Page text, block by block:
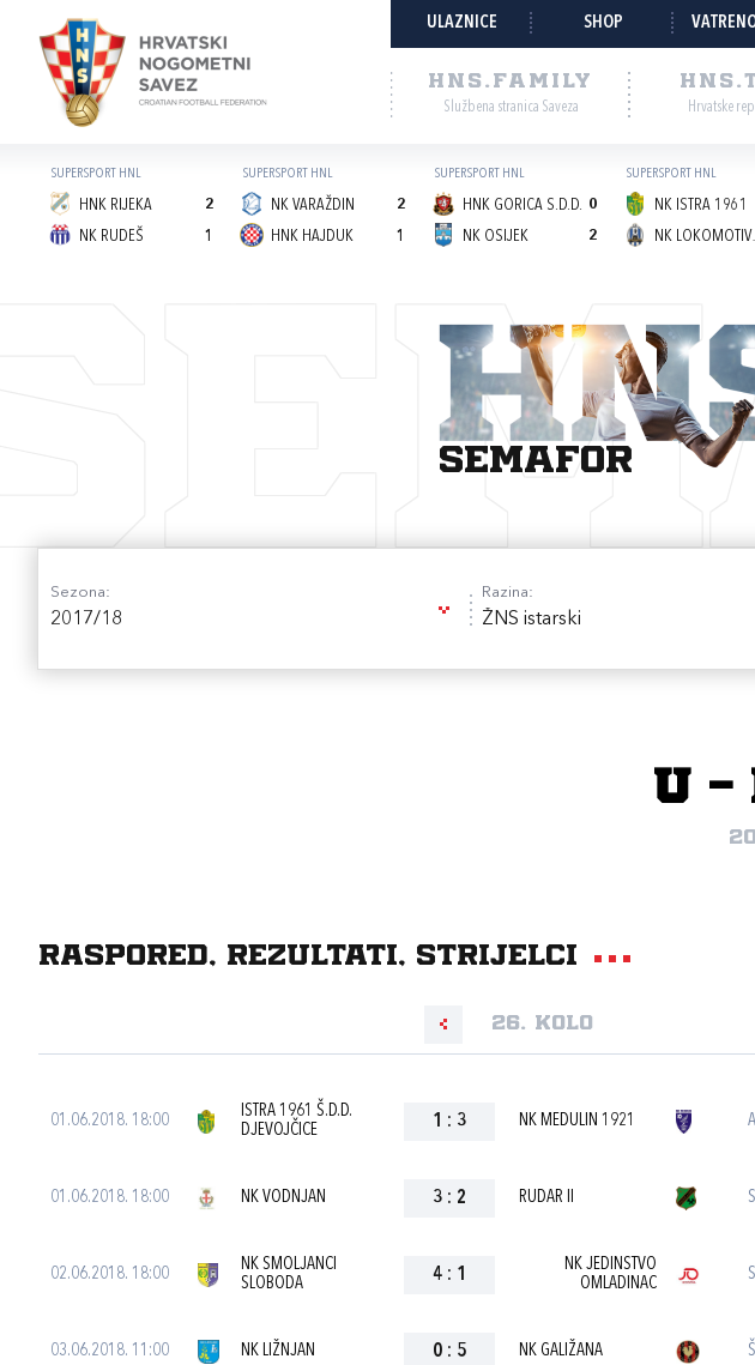
ULAZNICE SHOP
HNS.FAMILY
Službena stranica Saveza Hrvatske
SUPERSPORT HNL
HNK RIJEKA
2
1
NK RUDEŠ
SUPERSPORT HNL
NK VARAŽDIN
2
1
HNK HAJDUK
SUPERSPORT HNL
HNK GORICA S.D.D. 0
2
NK OSIJEK
SUPERSPORT HNL
NK ISTRA 1961
NK
semafor
Sezona:
2017/18
Razina:
ŽNS istarski
U -
Raspored, rezultati, strijelci
26. kolo
01.06.2018. 18:00
ISTRA 1961 Š.D.D.
DJEVOJČICE
1 : 3 NK MEDULIN 1921
01.06.2018. 18:00 NK VODNJAN 3 : 2 RUDAR II
02.06.2018. 18:00
NK SMOLJANCI
SLOBODA
4 : 1
NK JEDINSTVO
OMLADINAC
03.06.2018. 11:00 NK LIŽNJAN 0 : 5 NK GALIŽANA